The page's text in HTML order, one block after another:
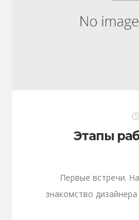
Этапы
Первые встречи.
знакомство